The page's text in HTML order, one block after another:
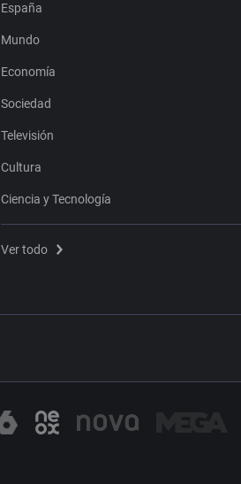
España
Mundo
Economía
Sociedad
Televisión
Cultura
Ciencia y Tecnología
Ver todo